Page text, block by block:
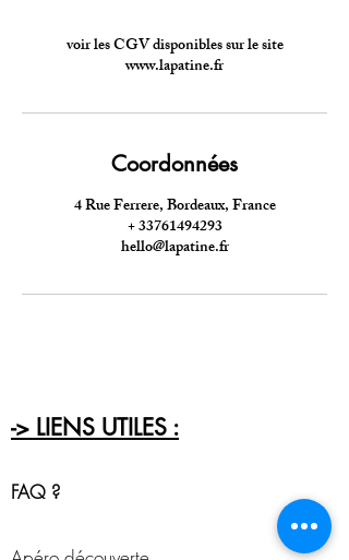
voir les CGV disponibles sur le site
www.lapatine.fr
Coordonnées
4 Rue Ferrere, Bordeaux, France
+ 33761494293
hello@lapatine.fr
-> LIENS UTILES :
FAQ ?